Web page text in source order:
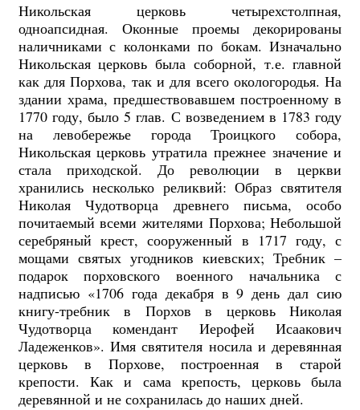
Никольская церковь четырехстолпная,
одноапсидная. Оконные проемы декорированы
наличниками с колонками по бокам. Изначально
Никольская церковь была соборной, т.е. главной
как для Порхова, так и для всего окологородья. На
здании храма, предшествовавшем построенному в
1770 году, было 5 глав. С возведением в 1783 году
на левобережье города Троицкого собора,
Никольская церковь утратила прежнее значение и
стала приходской. До революции в церкви
хранились несколько реликвий: Образ святителя
Николая Чудотворца древнего письма, особо
почитаемый всеми жителями Порхова; Небольшой
серебряный крест, сооруженный в 1717 году, с
мощами святых угодников киевских; Требник –
подарок порховского военного начальника с
надписью «1706 года декабря в 9 день дал сию
книгу-требник в Порхов в церковь Николая
Чудотворца комендант Иерофей Исаакович
Ладеженков». Имя святителя носила и деревянная
церковь в Порхове, построенная в старой
крепости. Как и сама крепость, церковь была
деревянной и не сохранилась до наших дней.